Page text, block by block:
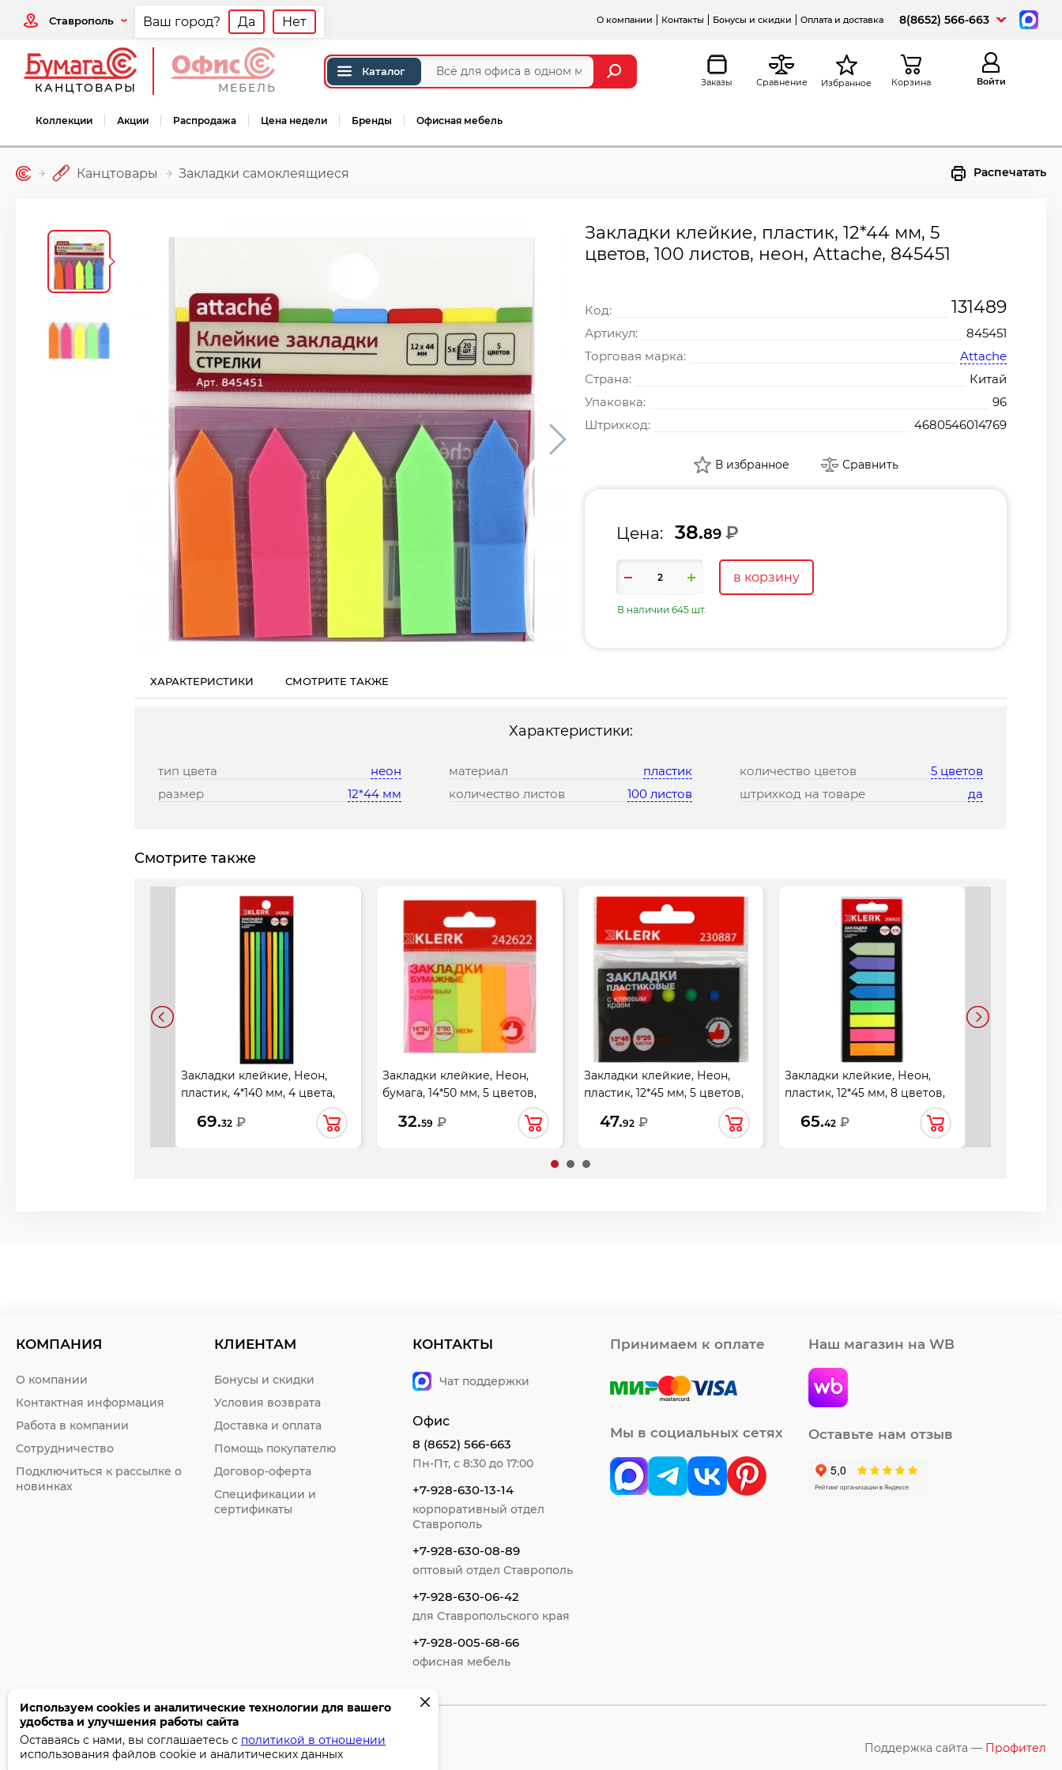
Ставрополь Ваш город? Да Нет О компании Контакты Бонусы и скидки Оплата и доставка 8(8652) 566-663
КАНЦТОВАРЫ МЕБЕЛЬ
Каталог
Заказы Сравнение Избранное Корзина Войти
Коллекции Акции Распродажа Цена недели Бренды Офисная мебель
Канцтовары Закладки самоклеящиеся Распечатать
Закладки клейкие, пластик, 12*44 мм, 5
цветов, 100 листов, неон, Attache, 845451
Код: 131489
Артикул:
845451
Торговая марка:
Attache
Страна:
Китай
Упаковка:
96
Штрихкод:
4680546014769
В избранное Сравнить
Цена: 38.89 ₽
в корзину
В наличии 645 шт.
ХАРАКТЕРИСТИКИ СМОТРИТЕ ТАКЖЕ
Характеристики:
тип цвета
неон
размер
12*44 мм
материал
пластик
количество листов
100 листов
количество цветов
5 цветов
штрихкод на товаре
да
Смотрите также
Закладки клейкие, Неон,
пластик, 4*140 мм, 4 цвета,
160 листов, неон, KLERK,
242638
69.32 ₽
Закладки клейкие, Неон,
бумага, 14*50 мм, 5 цветов,
250 листов, неон, KLERK,
242622
32.59 ₽
Закладки клейкие, Неон,
пластик, 12*45 мм, 5 цветов,
125 листов, неон, KLERK,
230887
47.92 ₽
Закладки клейкие, Неон,
пластик, 12*45 мм, 8 цветов,
200 листов, неон, KLERK,
206925
65.42 ₽
КОМПАНИЯ
О компании
Контактная информация
Работа в компании
Сотрудничество
Подключиться к рассылке о
новинках
КЛИЕНТАМ
Бонусы и скидки
Условия возврата
Доставка и оплата
Помощь покупателю
Договор-оферта
Спецификации и
сертификаты
КОНТАКТЫ
Чат поддержки
Офис
8 (8652) 566-663
Пн-Пт, с 8:30 до 17:00
+7-928-630-13-14
корпоративный отдел
Ставрополь
+7-928-630-08-89
оптовый отдел Ставрополь
+7-928-630-06-42
для Ставропольского края
+7-928-005-68-66
офисная мебель
Принимаем к оплате
Мы в социальных сетях
Наш магазин на WB
Оставьте нам отзыв
©2005-2026 Бумага-С. Все права защищены.
Политика конфиденциальности
Поддержка сайта — Профител
Используем cookies и аналитические технологии для вашего
удобства и улучшения работы сайта
Оставаясь с нами, вы соглашаетесь с политикой в отношении
использования файлов cookie и аналитических данных